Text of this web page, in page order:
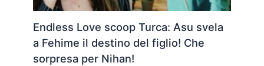
Endless Love scoop Turca: Asu svela
a Fehime il destino del figlio! Che
sorpresa per Nihan!